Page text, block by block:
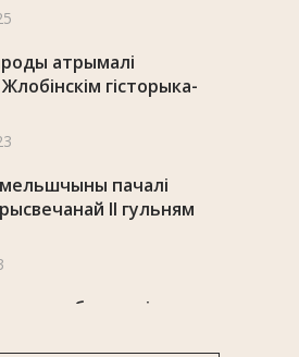
атрымалі
гісторыка-
пачалі
II гульням
падрабязнасці